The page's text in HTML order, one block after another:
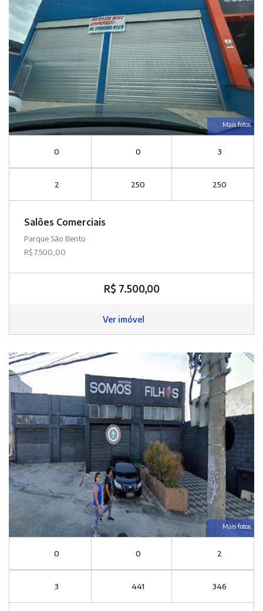
Mais fotos
0 0 3
2 250 250
Salões Comerciais
Parque São Bento
R$ 7.500,00
R$ 7.500,00
Ver imóvel
Mais fotos
0 0 2
3 441 346